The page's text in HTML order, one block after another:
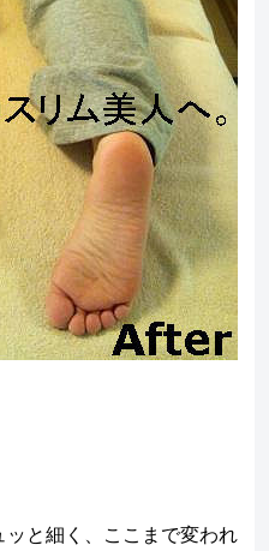
と細く、ここまで変われ